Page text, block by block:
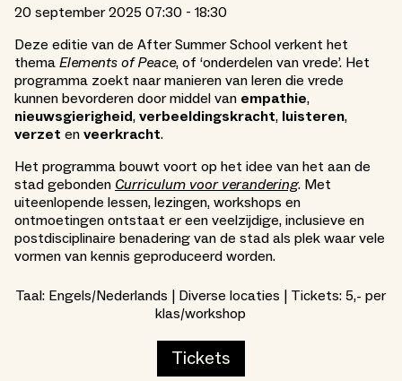
20 september 2025 07:30 - 18:30
Deze editie van de After Summer School verkent het
thema Elements of Peace, of ‘onderdelen van vrede’. Het
programma zoekt naar manieren van leren die vrede
kunnen bevorderen door middel van empathie,
nieuwsgierigheid, verbeeldingskracht, luisteren,
verzet en veerkracht.
Het programma bouwt voort op het idee van het aan de
stad gebonden Curriculum voor verandering. Met
uiteenlopende lessen, lezingen, workshops en
ontmoetingen ontstaat er een veelzijdige, inclusieve en
postdisciplinaire benadering van de stad als plek waar vele
vormen van kennis geproduceerd worden.
Taal: Engels/Nederlands | Diverse locaties | Tickets: 5,- per
klas/workshop
Tickets